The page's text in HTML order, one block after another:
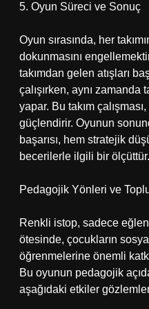
5. Oyun Süreci ve Sonuç
Oyun sırasında, her
dokunmasını
takımdan gelen atışları
çalışırken, aynı zamanda
yapar. Bu takım
güçlendirir. Oyunun
başarısı, hem stratejik
becerilerle ilgili bir ölçüttür.
Pedagojik Yönleri ve
Renkli istop, sadece
ötesinde, çocukların
öğrenmelerine önemli
Bu oyunun pedagojik
aşağıdaki etkiler